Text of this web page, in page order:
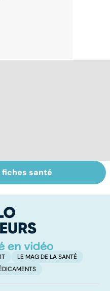
Inflammation des
amygdales : que
d'angine ?
santé
LE MAG DE LA SANTÉ